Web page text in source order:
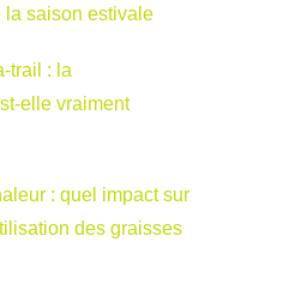
la saison estivale
trail : la
elle vraiment
: quel impact sur
des graisses